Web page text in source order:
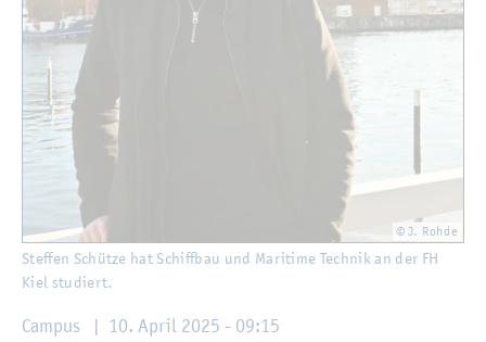
© J. Rohde
Stef­fen Schüt­ze hat Schiff­bau und Ma­ri­ti­me Tech­nik an der FH
Kiel stu­diert.
Cam­pus | 10. April 2025 - 09:15